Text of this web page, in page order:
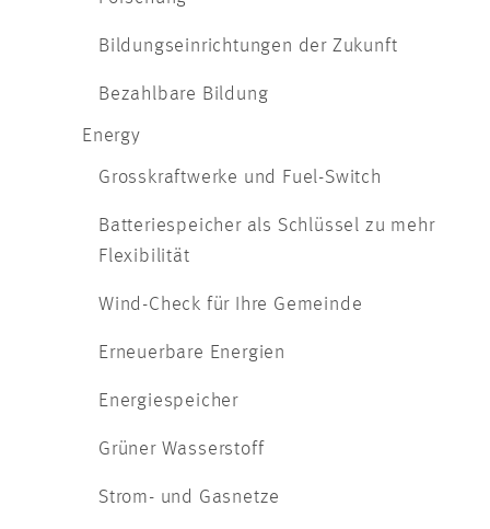
Bildungseinrichtungen der Zukunft
Bezahlbare Bildung
Energy
Grosskraftwerke und Fuel-Switch
Batteriespeicher als Schlüssel zu mehr
Flexibilität
Wind-Check für Ihre Gemeinde
Erneuerbare Energien
Energiespeicher
Grüner Wasserstoff
Strom- und Gasnetze